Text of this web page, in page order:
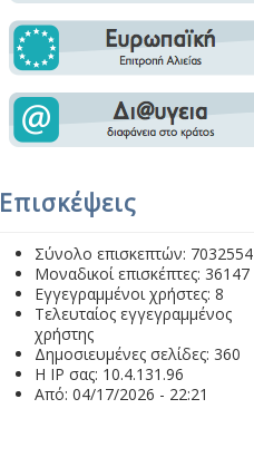
Επισκέψεις
Σύνολο επισκεπτών: 7032554
Μοναδικοί επισκέπτες: 36147
Εγγεγραμμένοι χρήστες: 8
Τελευταίος εγγεγραμμένος
χρήστης
Δημοσιευμένες σελίδες: 360
Η IP σας: 10.4.131.96
Από: 04/17/2026 - 22:21